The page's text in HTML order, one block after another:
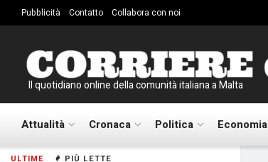
ULTIME PIÙ LETTE
Pubblicità Contatto Collabora con noi
Il quotidiano online della comunità italiana a Malta
Attualità Cronaca Politica Economia